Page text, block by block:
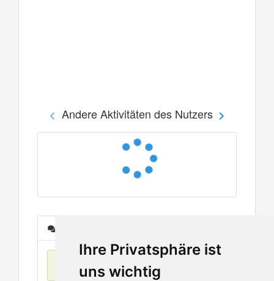
Ihre Privatsphäre ist
uns wichtig
Andere Aktivitäten des Nutzers
Keine Einträge